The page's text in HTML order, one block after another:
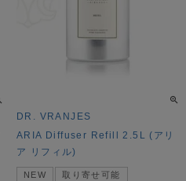
DR. VRANJES
ARIA Diffuser Refill 2.5L (アリ
ア リフィル)
NEW 取り寄せ可能